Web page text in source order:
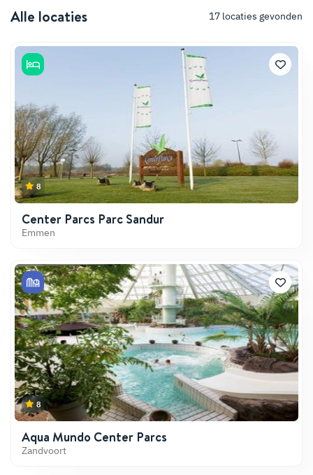
Alle locaties 17 locaties gevonden
8
Center Parcs Parc Sandur
Emmen
8
Aqua Mundo Center Parcs
Zandvoort